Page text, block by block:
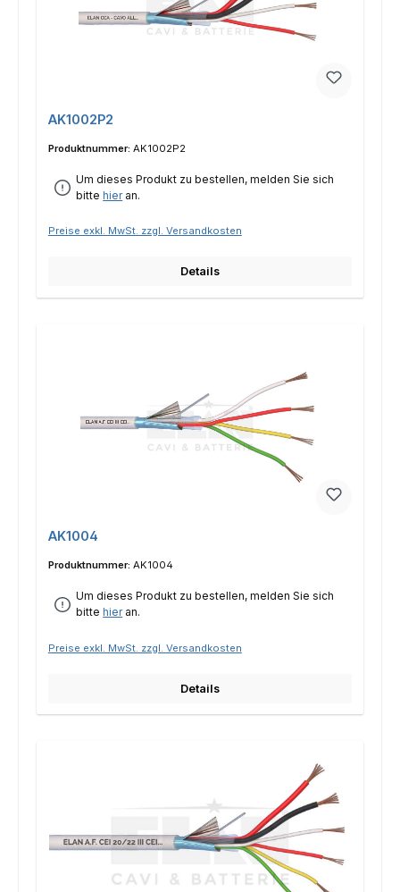
AK1002P2
Produktnummer: AK1002P2
Um dieses Produkt zu bestellen, melden Sie sich
bittehieran.
Preise exkl. MwSt. zzgl. Versandkosten
Details
AK1004
Produktnummer: AK1004
Um dieses Produkt zu bestellen, melden Sie sich
bittehieran.
Preise exkl. MwSt. zzgl. Versandkosten
Details